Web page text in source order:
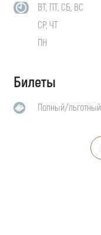
ВТ, ПТ, СБ, ВС
СР, ЧТ
ПН
Билеты
Полный/льготный